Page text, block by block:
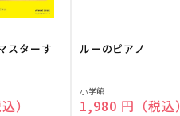
スターす
）
ルーのピアノ
販
売
小学館
通常価格
1,980 円（税込）